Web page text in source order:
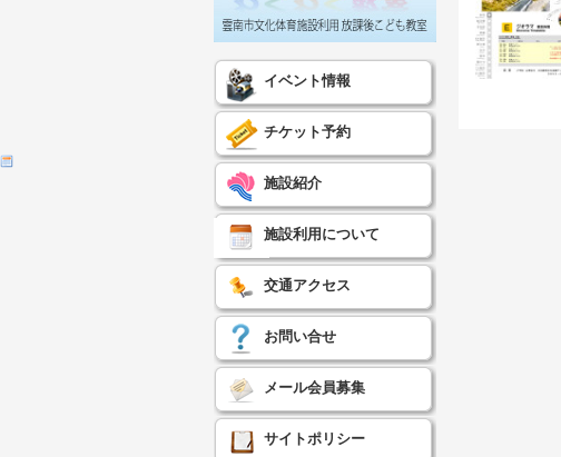
イベント情報
チケット予約
施設紹介
施設利用について
交通アクセス
お問い合せ
メール会員募集
サイトポリシー